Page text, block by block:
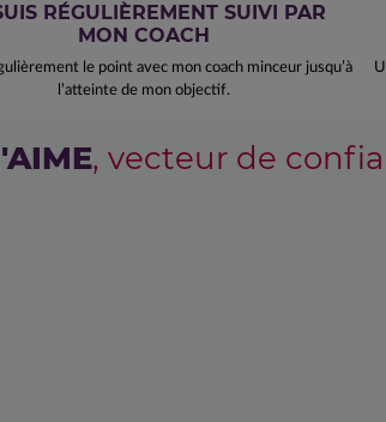
RÉGULIÈREMENT SUIVI PAR
MON COACH
le point avec mon coach minceur jusqu’à
l’atteinte de mon objectif.
, vecteur de